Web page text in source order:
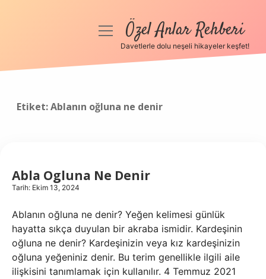
Anasayfa
menüyüÖzel Anlar Rehberi
Davetlerle dolu neşeli hikayeler keşfet!
Etiket:Ablanın oğluna ne denir
Abla Ogluna Ne Denir
Tarih: Ekim 13, 2024
Ablanın oğluna ne denir? Yeğen kelimesi günlük
hayatta sıkça duyulan bir akraba ismidir. Kardeşinin
oğluna ne denir? Kardeşinizin veya kız kardeşinizin
oğluna yeğeniniz denir. Bu terim genellikle ilgili aile
ilişkisini tanımlamak için kullanılır. 4 Temmuz 2021